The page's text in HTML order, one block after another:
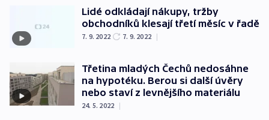
Lidé odkládají nákupy, tržby
obchodníků klesají třetí měsíc v řadě
7. 9. 2022 7. 9. 2022 |
Třetina mladých Čechů nedosáhne
na hypotéku. Berou si další úvěry
nebo staví z levnějšího materiálu
24. 5. 2022 |